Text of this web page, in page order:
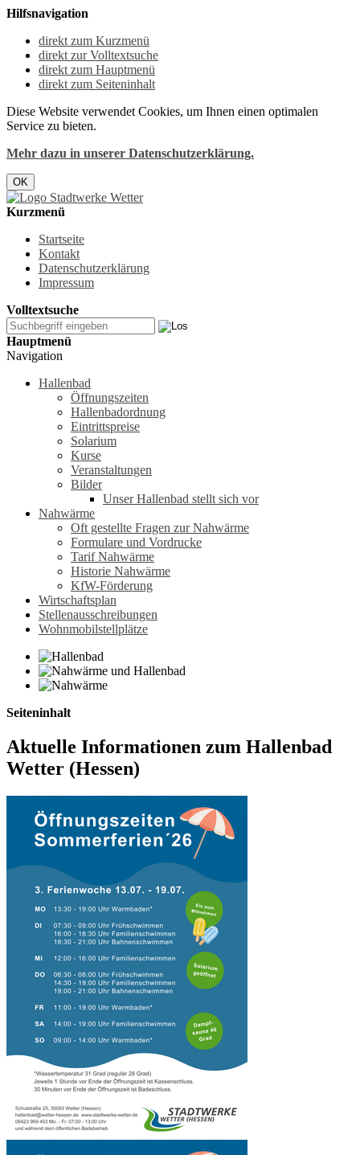
Hilfsnavigation
direkt zum Kurzmenü
direkt zur Volltextsuche
direkt zum Hauptmenü
direkt zum Seiteninhalt
Diese Website verwendet Cookies, um Ihnen einen optimalen
Service zu bieten.
Mehr dazu in unserer Datenschutzerklärung.
OK
Kurzmenü
Startseite
Kontakt
Datenschutzerklärung
Impressum
Volltextsuche
Hauptmenü
Navigation
Hallenbad
Öffnungszeiten
Hallenbadordnung
Eintrittspreise
Solarium
Kurse
Veranstaltungen
Bilder
Unser Hallenbad stellt sich vor
Nahwärme
Oft gestellte Fragen zur Nahwärme
Formulare und Vordrucke
Tarif Nahwärme
Historie Nahwärme
KfW-Förderung
Wirtschaftsplan
Stellenausschreibungen
Wohnmobilstellplätze
Seiteninhalt
Aktuelle Informationen zum Hallenbad
Wetter (Hessen)